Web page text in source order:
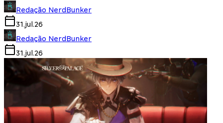
Redação NerdBunker
31.jul.26
Redação NerdBunker
31.jul.26